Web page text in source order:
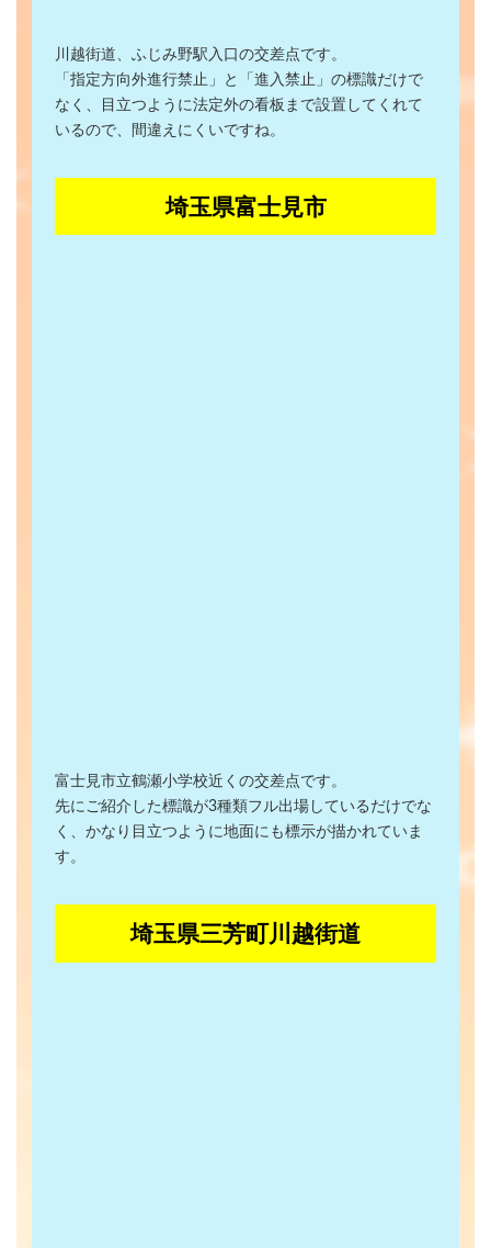
川越街道、ふじみ野駅入口の交差点です。
「指定方向外進行禁止」と「進入禁止」の標識だけで
なく、目立つように法定外の看板まで設置してくれて
いるので、間違えにくいですね。
埼玉県富士見市
富士見市立鶴瀬小学校近くの交差点です。
先にご紹介した標識が3種類フル出場しているだけでな
く、かなり目立つように地面にも標示が描かれていま
す。
埼玉県三芳町川越街道